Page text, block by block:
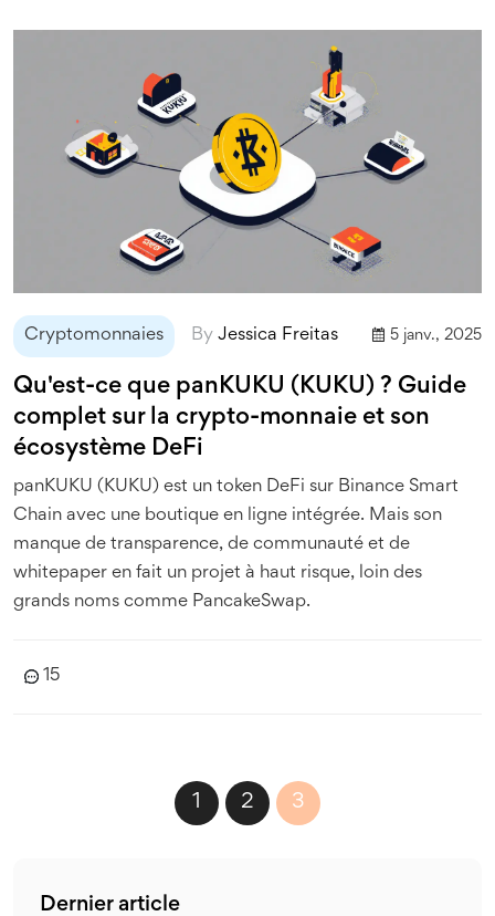
Cryptomonnaies By Jessica Freitas 5 janv., 2025
Qu'est-ce que panKUKU (KUKU) ? Guide
complet sur la crypto-monnaie et son
écosystème DeFi
panKUKU (KUKU) est un token DeFi sur Binance Smart
Chain avec une boutique en ligne intégrée. Mais son
manque de transparence, de communauté et de
whitepaper en fait un projet à haut risque, loin des
grands noms comme PancakeSwap.
15
1 2 3
Dernier article